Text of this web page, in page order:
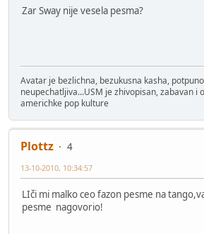
Zar Sway nije vesela pesma?
Avatar je bezlichna, bezukusna kasha,
neupechatljiva...USM je zhivopisan, zabavan i
americhke pop kulture
Plottz
4
13-10-2010, 10:34:57
LIči mi malko ceo fazon pesme na
pesme nagovorio!